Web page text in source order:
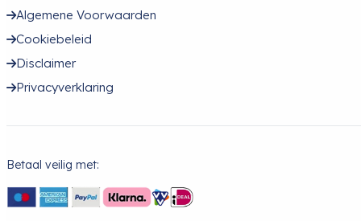
Algemene Voorwaarden
Cookiebeleid
Disclaimer
Privacyverklaring
Betaal veilig met: